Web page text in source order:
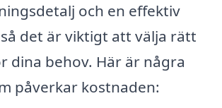
och en effektiv
det är viktigt att välja rätt
dina behov. Här är några
påverkar kostnaden: